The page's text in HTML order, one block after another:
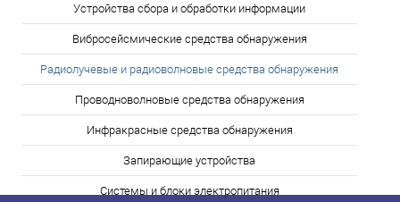
Устройства сбора и обработки информации
Вибросейсмические средства обнаружения
Радиолучевые и радиоволновые средства обнаружения
Проводноволновые средства обнаружения
Инфракрасные средства обнаружения
Запирающие устройства
Системы и блоки электропитания